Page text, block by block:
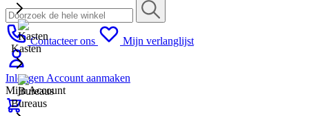
Contacteer ons Mijn verlanglijst
Inloggen Account aanmaken
Mijn Account
Kasten
Bureaus